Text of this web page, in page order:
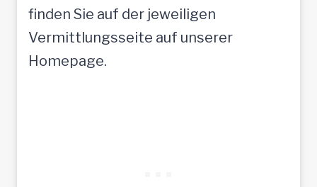
finden Sie auf der jeweiligen
Vermittlungsseite auf unserer
Homepage.